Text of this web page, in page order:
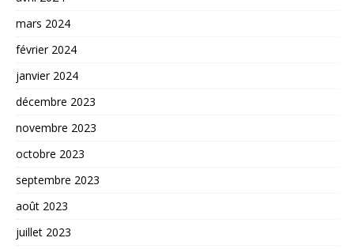
mars 2024
février 2024
janvier 2024
décembre 2023
novembre 2023
octobre 2023
septembre 2023
août 2023
juillet 2023